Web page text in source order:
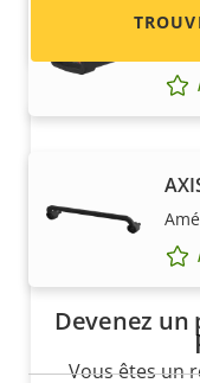
Devenez
Vous êtes un